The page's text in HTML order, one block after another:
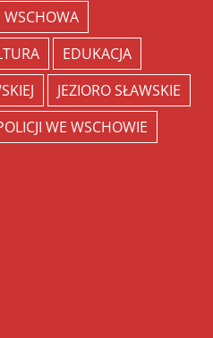
WSCHOWA
EDUKACJA
JEZIORO SŁAWSKIE
WE WSCHOWIE